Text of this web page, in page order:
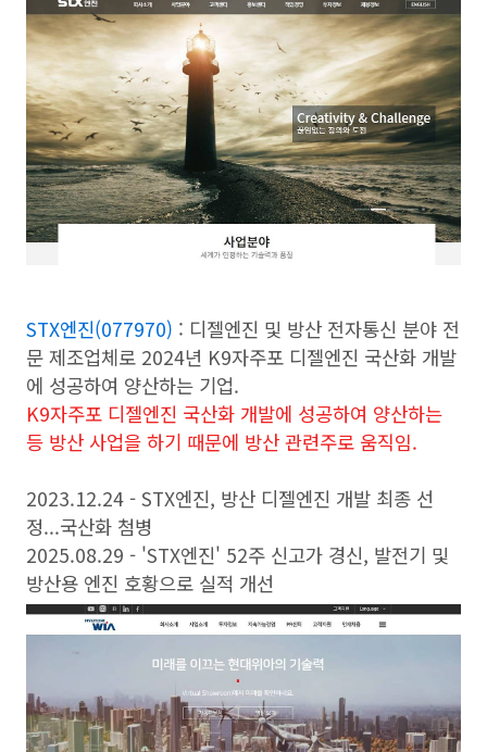
STX엔진(077970) : 디젤엔진 및 방산 전자통신 분야 전
문 제조업체로 2024년 K9자주포 디젤엔진 국산화 개발
에 성공하여 양산하는 기업.
K9자주포 디젤엔진 국산화 개발에 성공하여 양산하는
등 방산 사업을 하기 때문에 방산 관련주로 움직임.
2023.12.24 - STX엔진, 방산 디젤엔진 개발 최종 선
정...국산화 첨병
2025.08.29 - 'STX엔진' 52주 신고가 경신, 발전기 및
방산용 엔진 호황으로 실적 개선